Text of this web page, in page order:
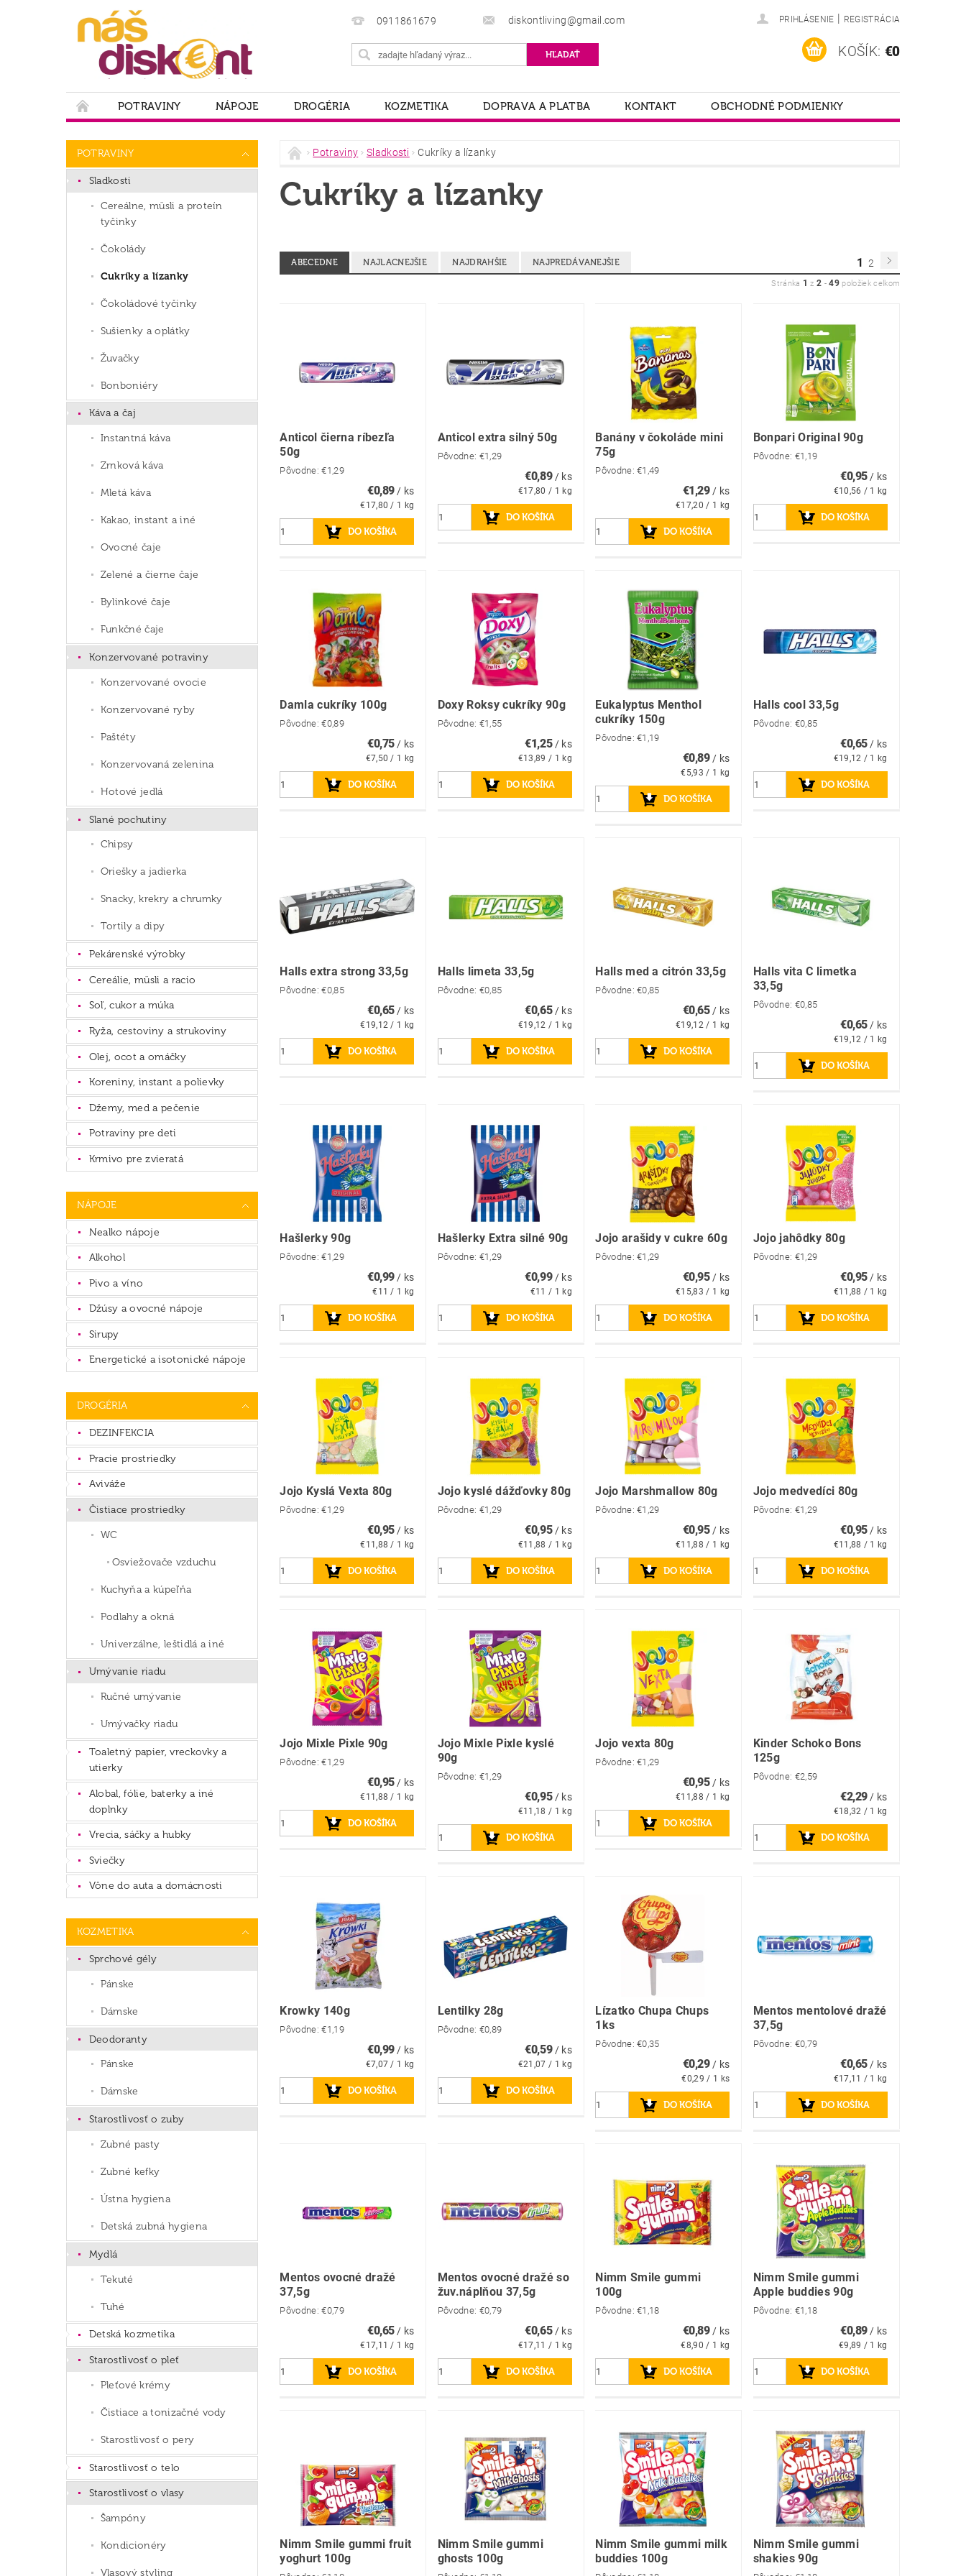
0911861679 diskontliving@gmail.com PRIHLÁSENIE | REGISTRÁCIA
KOŠÍK: €0
POTRAVINY NÁPOJE DROGÉRIA KOZMETIKA DOPRAVA A PLATBA KONTAKT
OBCHODNÉ PODMIENKY
POTRAVINY
Sladkosti
Cereálne, müsli a proteín
tyčinky
Čokolády
Cukríky a lízanky
Čokoládové tyčinky
Sušienky a oplátky
Žuvačky
Bonboniéry
Káva a čaj
Instantná káva
Zrnková káva
Mletá káva
Kakao, instant a iné
Ovocné čaje
Zelené a čierne čaje
Bylinkové čaje
Funkčné čaje
Konzervované potraviny
Konzervované ovocie
Konzervované ryby
Paštéty
Konzervovaná zelenina
Hotové jedlá
Slané pochutiny
Chipsy
Oriešky a jadierka
Snacky, krekry a chrumky
Tortily a dipy
Pekárenské výrobky
Cereálie, müsli a racio
Soľ, cukor a múka
Ryža, cestoviny a strukoviny
Olej, ocot a omáčky
Koreniny, instant a polievky
Džemy, med a pečenie
Potraviny pre deti
Krmivo pre zvieratá
NÁPOJE
Nealko nápoje
Alkohol
Pivo a víno
Džúsy a ovocné nápoje
Sirupy
Energetické a isotonické nápoje
DROGÉRIA
DEZINFEKCIA
Pracie prostriedky
Aviváže
Čistiace prostriedky
WC
Osviežovače vzduchu
Kuchyňa a kúpeľňa
Podlahy a okná
Univerzálne, leštidlá a iné
Umývanie riadu
Ručné umývanie
Umývačky riadu
Toaletný papier, vreckovky a
utierky
Alobal, fólie, baterky a iné
doplnky
Vrecia, sáčky a hubky
Sviečky
Vône do auta a domácnosti
KOZMETIKA
Sprchové gély
Pánske
Dámske
Deodoranty
Pánske
Dámske
Starostlivosť o zuby
Zubné pasty
Zubné kefky
Ústna hygiena
Detská zubná hygiena
Mydlá
Tekuté
Tuhé
Detská kozmetika
Starostlivosť o pleť
Pleťové krémy
Čistiace a tonizačné vody
Starostlivosť o pery
Starostlivosť o telo
Starostlivosť o vlasy
Šampóny
Kondicionéry
Vlasový styling
Potraviny Sladkosti Cukríky a lízanky
Cukríky a lízanky
ABECEDNE NAJLACNEJŠIE NAJDRAHŠIE NAJPREDÁVANEJŠIE 1 2
Stránka 1 z2 -49 položiek celkom
Anticol čierna ríbezľa
50g
Pôvodne:€1,29
€0,89/ ks
€17,80 / 1 kg
Anticol extra silný 50g
Pôvodne: €1,29
€0,89/ ks
€17,80 / 1 kg
Banány v čokoláde mini
75g
Pôvodne:€1,49
€1,29/ ks
€17,20 / 1 kg
Bonpari Original 90g
Pôvodne: €1,19
€0,95/ ks
€10,56 / 1 kg
Damla cukríky 100g
Pôvodne:€0,89
€0,75 / ks
€7,50 / 1 kg
Doxy Roksy cukríky 90g
Pôvodne: €1,55
€1,25 / ks
€13,89 / 1 kg
Eukalyptus Menthol
cukríky 150g
Pôvodne:€1,19
€0,89 / ks
€5,93 / 1 kg
Halls cool 33,5g
Pôvodne: €0,85
€0,65 / ks
€19,12 / 1 kg
Halls extra strong 33,5g
Pôvodne:€0,85
€0,65/ ks
€19,12 / 1 kg
Halls limeta 33,5g
Pôvodne: €0,85
€0,65 / ks
€19,12 / 1 kg
Halls med a citrón 33,5g
Pôvodne:€0,85
€0,65 / ks
€19,12 / 1 kg
Halls vita C limetka
33,5g
Pôvodne: €0,85
€0,65/ ks
€19,12 / 1 kg
Hašlerky 90g
Pôvodne:€1,29
€0,99/ ks
€11 / 1 kg
Hašlerky Extra silné 90g
Pôvodne: €1,29
€0,99/ ks
€11 / 1 kg
Jojo arašidy v cukre 60g
Pôvodne:€1,29
€0,95/ ks
€15,83 / 1 kg
Jojo jahôdky 80g
Pôvodne: €1,29
€0,95/ ks
€11,88 / 1 kg
Jojo Kyslá Vexta 80g
Pôvodne:€1,29
€0,95/ ks
€11,88 / 1 kg
Jojo kyslé dážďovky 80g
Pôvodne: €1,29
€0,95 / ks
€11,88 / 1 kg
Jojo Marshmallow 80g
Pôvodne:€1,29
€0,95 / ks
€11,88 / 1 kg
Jojo medvedíci 80g
Pôvodne: €1,29
€0,95/ ks
€11,88 / 1 kg
Jojo Mixle Pixle 90g
Pôvodne:€1,29
€0,95/ ks
€11,88 / 1 kg
Jojo Mixle Pixle kyslé
90g
Pôvodne: €1,29
€0,95/ ks
€11,18 / 1 kg
Jojo vexta 80g
Pôvodne:€1,29
€0,95/ ks
€11,88 / 1 kg
Kinder Schoko Bons
125g
Pôvodne: €2,59
€2,29/ ks
€18,32 / 1 kg
Krowky 140g
Pôvodne:€1,19
€0,99 / ks
€7,07 / 1 kg
Lentilky 28g
Pôvodne: €0,89
€0,59 / ks
€21,07 / 1 kg
Lízatko Chupa Chups
1ks
Pôvodne:€0,35
€0,29 / ks
€0,29 / 1 ks
Mentos mentolové dražé
37,5g
Pôvodne: €0,79
€0,65 / ks
€17,11 / 1 kg
Mentos ovocné dražé
37,5g
Pôvodne:€0,79
€0,65/ ks
€17,11 / 1 kg
Mentos ovocné dražé so
žuv.náplňou 37,5g
Pôvodne: €0,79
€0,65 / ks
€17,11 / 1 kg
Nimm Smile gummi
100g
Pôvodne:€1,18
€0,89 / ks
€8,90 / 1 kg
Nimm Smile gummi
Apple buddies 90g
Pôvodne: €1,18
€0,89/ ks
€9,89 / 1 kg
Nimm Smile gummi fruit
yoghurt 100g
Nimm Smile gummi
ghosts 100g
Nimm Smile gummi milk
buddies 100g
Nimm Smile gummi
shakies 90g